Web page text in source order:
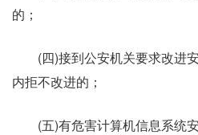
的；
(四)接到公安机关要求改进
内拒不改进的；
(五)有危害计算机信息系统